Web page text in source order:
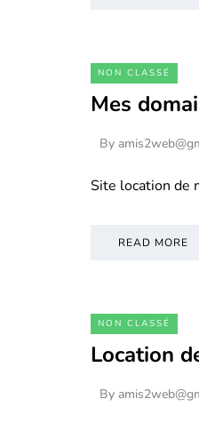
NON CLASSÉ
Mes
By
Site location de
READ MORE
NON CLASSÉ
Location
By